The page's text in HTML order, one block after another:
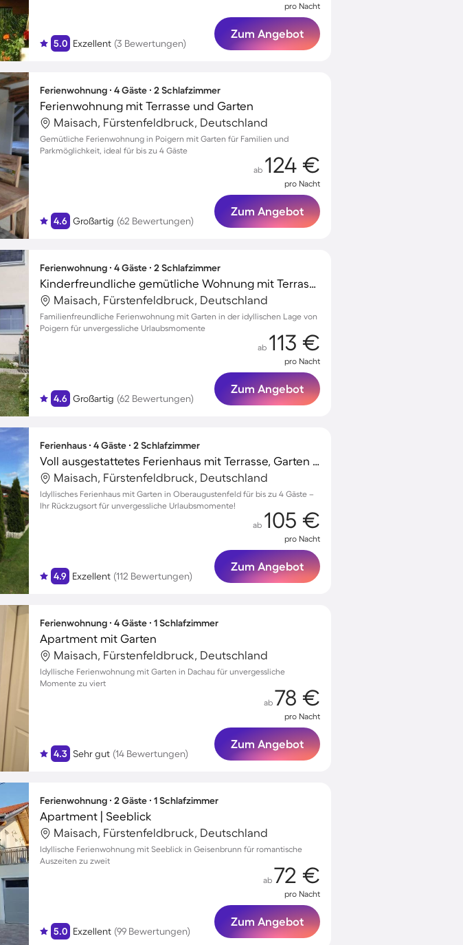
5.0 Exzellent (3 Bewertungen)
pro Nacht
Zum Angebot
Ferienwohnung ∙ 4 Gäste ∙ 2 Schlafzimmer
Ferienwohnung mit Terrasse und Garten
Maisach, Fürstenfeldbruck, Deutschland
Gemütliche Ferienwohnung in Poigern mit Garten für Familien und
Parkmöglichkeit, ideal für bis zu 4 Gäste
4.6 Großartig (62 Bewertungen)
ab 124 €
pro Nacht
Zum Angebot
Ferienwohnung ∙ 4 Gäste ∙ 2 Schlafzimmer
Kinderfreundliche gemütliche Wohnung mit Terrasse und Garten
Maisach, Fürstenfeldbruck, Deutschland
Familienfreundliche Ferienwohnung mit Garten in der idyllischen Lage von
Poigern für unvergessliche Urlaubsmomente
4.6 Großartig (62 Bewertungen)
ab 113 €
pro Nacht
Zum Angebot
Ferienhaus ∙ 4 Gäste ∙ 2 Schlafzimmer
Voll ausgestattetes Ferienhaus mit Terrasse, Garten und Grill
Maisach, Fürstenfeldbruck, Deutschland
Idyllisches Ferienhaus mit Garten in Oberaugustenfeld für bis zu 4 Gäste –
Ihr Rückzugsort für unvergessliche Urlaubsmomente!
4.9 Exzellent (112 Bewertungen)
ab 105 €
pro Nacht
Zum Angebot
Ferienwohnung ∙ 4 Gäste ∙ 1 Schlafzimmer
Apartment mit Garten
Maisach, Fürstenfeldbruck, Deutschland
Idyllische Ferienwohnung mit Garten in Dachau für unvergessliche
Momente zu viert
4.3 Sehr gut (14 Bewertungen)
ab 78 €
pro Nacht
Zum Angebot
Ferienwohnung ∙ 2 Gäste ∙ 1 Schlafzimmer
Apartment | Seeblick
Maisach, Fürstenfeldbruck, Deutschland
Idyllische Ferienwohnung mit Seeblick in Geisenbrunn für romantische
Auszeiten zu zweit
5.0 Exzellent (99 Bewertungen)
ab 72 €
pro Nacht
Zum Angebot